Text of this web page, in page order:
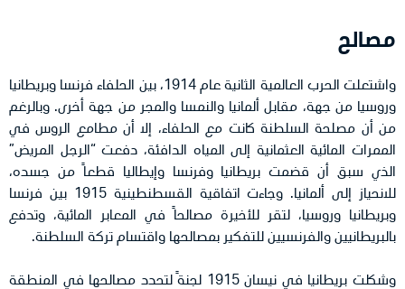
مصالح
واشتعلت الحرب العالمية الثانية عام 1914، بين الحلفاء فرنسا وبريطانيا
وروسيا من جهة، مقابل ألمانيا والنمسا والمجر من جهة أخرى. وبالرغم
من أن مصلحة السلطنة كانت مع الحلفاء، إلا أن مطامع الروس في
الممرات المائية العثمانية إلى المياه الدافئة، دفعت “الرجل المريض”
الذي سبق أن قضمت بريطانيا وفرنسا وإيطاليا قطعاً من جسده،
للانحياز إلى ألمانيا. وجاءت اتفاقية القسطنطينية 1915 بين فرنسا
وبريطانيا وروسيا، لتقر للأخيرة مصالحاً في المعابر المائية، وتدفع
بالبريطانيين والفرنسيين للتفكير بمصالحها واقتسام تركة السلطنة.
وشكلت بريطانيا في نيسان 1915 لجنةً لتحدد مصالحها في المنطقة